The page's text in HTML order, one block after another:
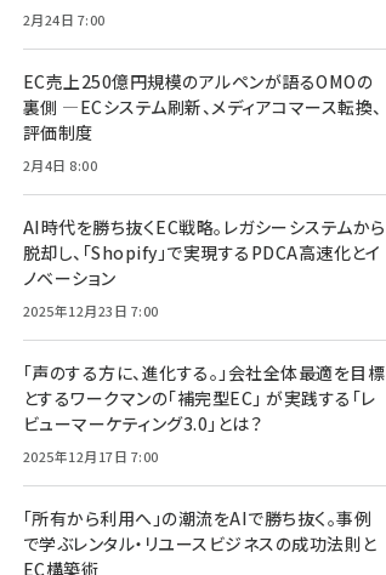
2月24日 7:00
EC売上250億円規模のアルペンが語るOMOの
裏側 ―ECシステム刷新、メディアコマース転換、
評価制度
2月4日 8:00
AI時代を勝ち抜くEC戦略。レガシーシステムから
脱却し、「Shopify」で実現するPDCA高速化とイ
ノベーション
2025年12月23日 7:00
「声のする方に、進化する。」会社全体最適を目標
とするワークマンの「補完型EC」 が実践する「レ
ビューマーケティング3.0」とは？
2025年12月17日 7:00
「所有から利用へ」の潮流をAIで勝ち抜く。事例
で学ぶレンタル・リユースビジネスの成功法則と
EC構築術